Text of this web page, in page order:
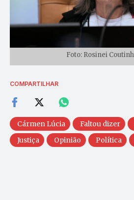
Foto: Rosinei
COMPARTILHAR
Cármen Lúcia Faltou dizer
Justiça
Opinião Política